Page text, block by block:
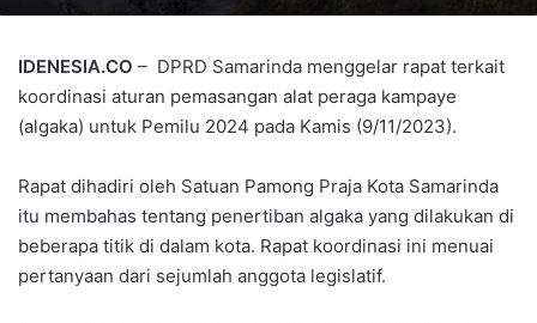
IDENESIA.CO – DPRD Samarinda menggelar rapat terkait
koordinasi aturan pemasangan alat peraga kampaye
(algaka) untuk Pemilu 2024 pada Kamis (9/11/2023).
Rapat dihadiri oleh Satuan Pamong Praja Kota Samarinda
itu membahas tentang penertiban algaka yang dilakukan di
beberapa titik di dalam kota. Rapat koordinasi ini menuai
pertanyaan dari sejumlah anggota legislatif.